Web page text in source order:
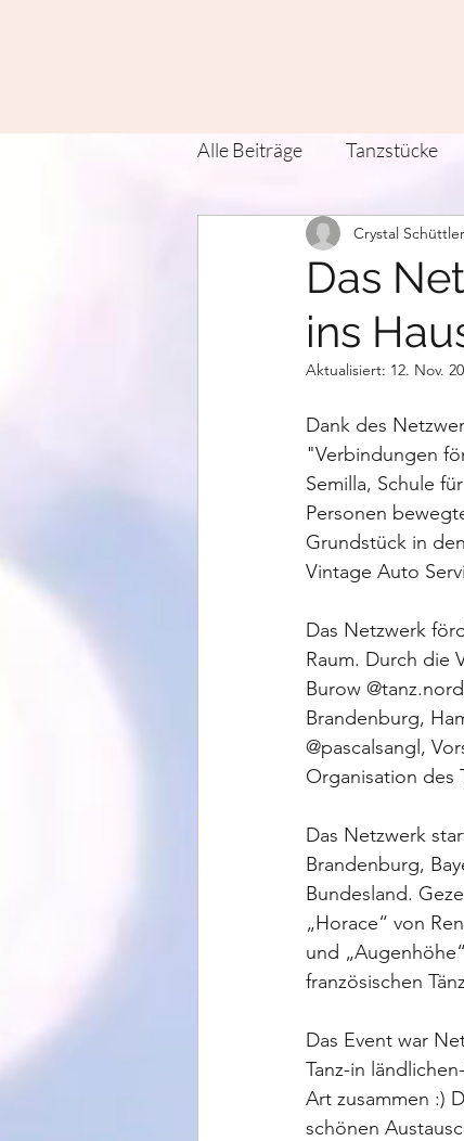
Alle Beiträge Tanzstücke
Zeit Tanz Land Verein
Contact Improvisation
Das
ins
Crystal Schüttler
Aktualisiert: 12. Nov.
Dank des
"Verbindungen
Semilla, Schule
Personen
Grundstück in
Vintage Auto
Das Netzwerk
Raum. Durch die
Burow
Brandenburg,
@pascalsangl,
Organisation des
Das Netzwerk
Brandenburg,
Bundesland.
„Horace“ von
und
französischen
Das Event war
Tanz-in
Art zusammen :)
schönen